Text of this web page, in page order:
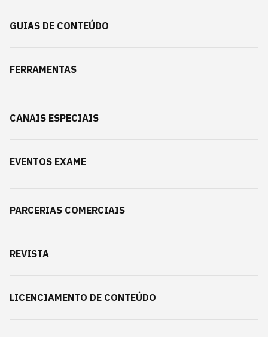
GUIAS DE CONTEÚDO
FERRAMENTAS
CANAIS ESPECIAIS
EVENTOS EXAME
PARCERIAS COMERCIAIS
REVISTA
LICENCIAMENTO DE CONTEÚDO